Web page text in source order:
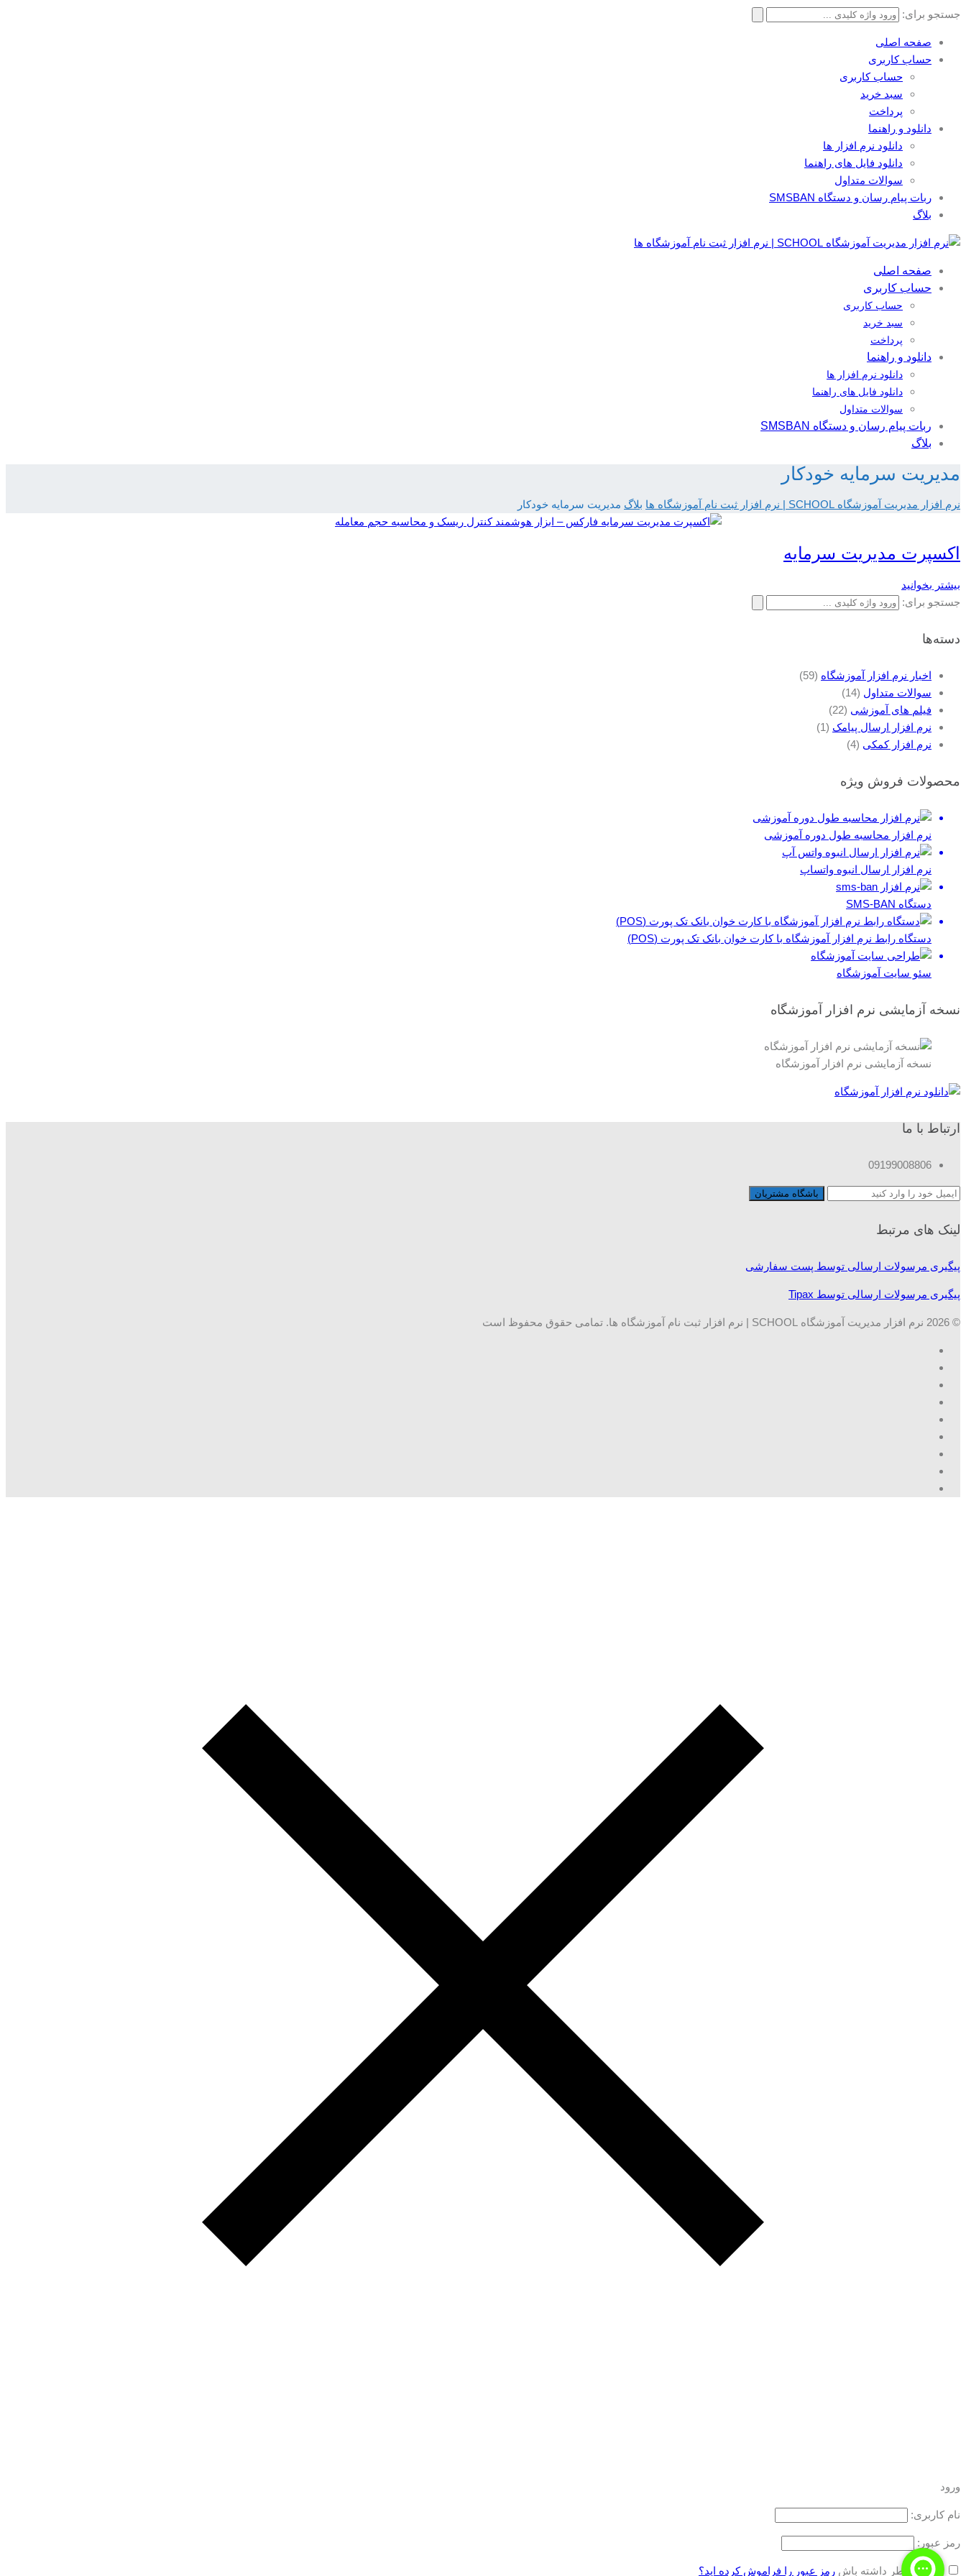
جستجو برای:
صفحه اصلی
حساب کاربری
حساب کاربری
سبد خرید
پرداخت
دانلود و راهنما
دانلود نرم افزار ها
دانلود فایل های راهنما
سوالات متداول
ربات پیام رسان و دستگاه SMSBAN
بلاگ
صفحه اصلی
حساب کاربری
حساب کاربری
سبد خرید
پرداخت
دانلود و راهنما
دانلود نرم افزار ها
دانلود فایل های راهنما
سوالات متداول
ربات پیام رسان و دستگاه SMSBAN
بلاگ
مدیریت سرمایه خودکار
نرم افزار مدیریت آموزشگاه SCHOOL | نرم افزار ثبت نام آموزشگاه ها بلاگ مدیریت سرمایه خودکار
اکسپرت مدیریت سرمایه
بیشتر بخوانید
جستجو برای:
دسته‌ها
اخبار نرم افزار آموزشگاه (59)
سوالات متداول (14)
فیلم های آموزشی (22)
نرم افزار ارسال پیامک (1)
نرم افزار کمکی (4)
محصولات فروش ویژه
نرم افزار محاسبه طول دوره آموزشی
نرم افزار ارسال انبوه واتساپ
دستگاه SMS-BAN
دستگاه رابط نرم افزار آموزشگاه با کارت خوان بانک تک پورت (POS)
سئو سایت آموزشگاه
نسخه آزمایشی نرم افزار آموزشگاه
نسخه آزمایشی نرم افزار آموزشگاه
ارتباط با ما
09199008806
لینک های مرتبط
پیگیری مرسولات ارسالی توسط پست سفارشی
پیگیری مرسولات ارسالی توسط Tipax
© 2026 نرم افزار مدیریت آموزشگاه SCHOOL | نرم افزار ثبت نام آموزشگاه ها. تمامی حقوق محفوظ است
ورود
نام کاربری:
رمز عبور:
مرا به خاطر داشته باش رمز عبور را فراموش کرده اید؟